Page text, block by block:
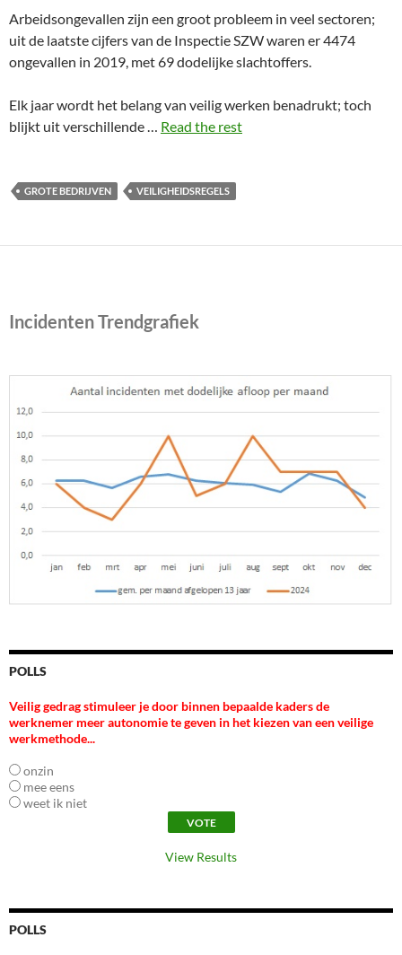
Arbeidsongevallen zijn een groot probleem in veel sectoren;
uit de laatste cijfers van de Inspectie SZW waren er 4474
ongevallen in 2019, met 69 dodelijke slachtoffers.
Elk jaar wordt het belang van veilig werken benadrukt; toch
blijkt uit verschillende … Read the rest
GROTE BEDRIJVEN VEILIGHEIDSREGELS
Incidenten Trendgrafiek
POLLS
Veilig gedrag stimuleer je door binnen bepaalde kaders de
werknemer meer autonomie te geven in het kiezen van een veilige
werkmethode...
onzin
mee eens
weet ik niet
View Results
POLLS